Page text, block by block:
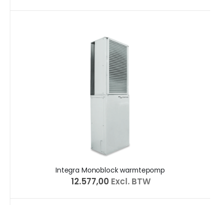
Integra Monoblock warmtepomp
€ 12.577,00 Excl. BTW